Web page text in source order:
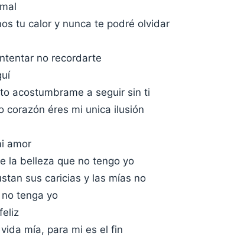
tu calor y nunca te podré olvidar
no recordarte
acostumbrame a seguir sin ti
corazón éres mi unica ilusión
amor
la belleza que no tengo yo
sus caricias y las mías no
tenga yo
mía, para mi es el fin